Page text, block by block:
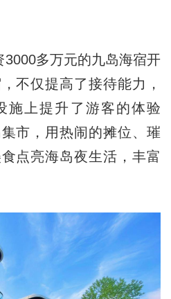
多万元的九岛海宿开
不仅提高了接待能力，
施上提升了游客的体验
市，用热闹的摊位、璀
点亮海岛夜生活，丰富